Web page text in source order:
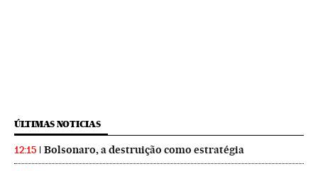
ÚLTIMAS NOTICIAS
12:15 Bolsonaro, a destruição como estratégia